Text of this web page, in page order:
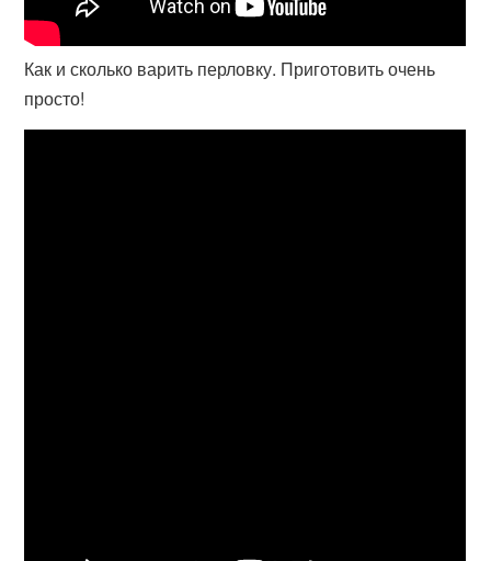
Как и сколько варить перловку. Приготовить очень
просто!